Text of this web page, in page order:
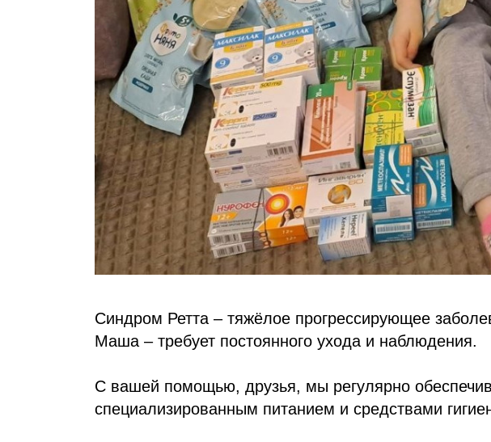
Синдром Ретта – тяжёлое прогрессирующее
Маша – требует постоянного ухода и наблюдения.
С вашей помощью, друзья, мы регулярно
специализированным питанием и средствами